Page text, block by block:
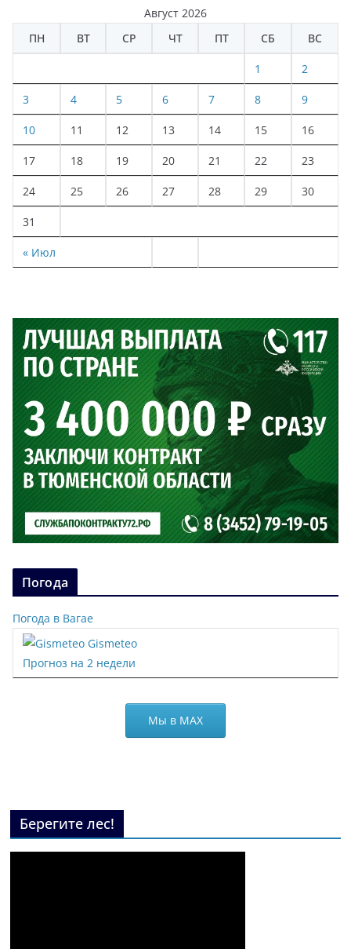
Август 2026
ПН
ВТ СР ЧТ ПТ СБ ВС
« Июл
1 2
3 4 5 6 7 8 9
10 11 12 13 14 15 16
17 18 19 20 21 22 23
24 25 26 27 28 29 30
31
Погода
Погода в Вагае
Gismeteo
Прогноз на 2 недели
Мы в МАХ
Берегите лес!